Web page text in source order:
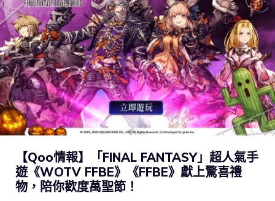
【Qoo情報】「FINAL FANTASY」超人氣手
遊《WOTV FFBE》《FFBE》獻上驚喜禮
物，陪你歡度萬聖節！